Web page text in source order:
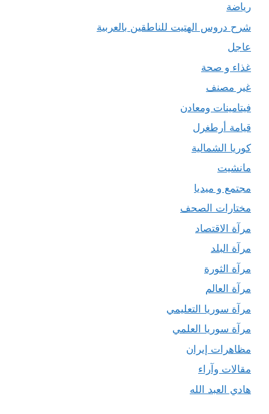
رياضة
شرح دروس الهتيت للناطقين بالعربية
عاجل
غذاء و صحة
غير مصنف
فيتامينات ومعادن
قيامة أرطغرل
كوريا الشمالية
مانشيت
مجتمع و ميديا
مختارات الصحف
مرآة الاقتصاد
مرآة البلد
مرآة الثورة
مرآة العالم
مرآة سوريا التعليمي
مرآة سوريا العلمي
مظاهرات إيران
مقالات وآراء
هادي العبد الله